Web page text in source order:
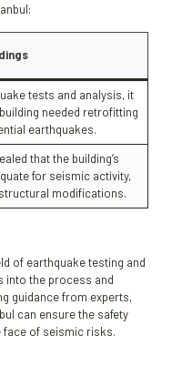
tests and analysis, it
needed retrofitting
earthquakes.
that the building’s
for seismic activity,
modifications.
of earthquake testing and
into the process and
guidance from experts,
can ensure the safety
face of seismic risks.